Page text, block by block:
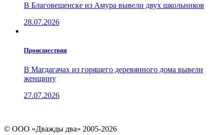
В Благовещенске из Амура вывели двух школьников
28.07.2026
Проиcшествия
В Магдагачах из горящего деревянного дома вывели
женщину
27.07.2026
© ООО «Дважды два» 2005-2026